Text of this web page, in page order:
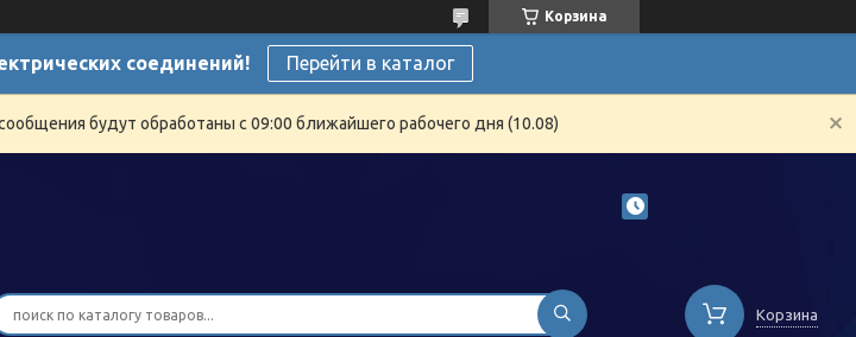
Корзина
соединений! Перейти в каталог
будут обработаны с 09:00 ближайшего рабочего дня (10.08)
Корзина